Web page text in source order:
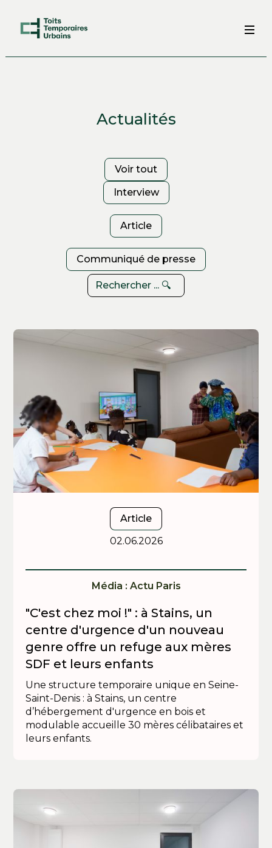
Actualités
Voir tout
Interview
Article
Communiqué de presse
Article
02.06.2026
Média : Actu Paris
"C'est chez moi !" : à Stains, un
centre d'urgence d'un nouveau
genre offre un refuge aux mères
SDF et leurs enfants
Une structure temporaire unique en Seine-
Saint-Denis : à Stains, un centre
d’hébergement d'urgence en bois et
modulable accueille 30 mères célibataires et
leurs enfants.